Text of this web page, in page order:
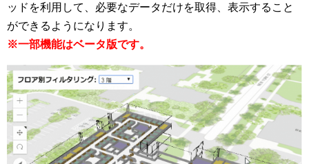
ッドを利用して、必要なデータだけを取得、表示すること
ができるようになります。
※一部機能はベータ版です。